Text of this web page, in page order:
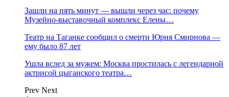
Зашли на пять минут — вышли через час: почему
Музейно-выставочный комплекс Елены…
Театр на Таганке сообщил о смерти Юрия Смирнова —
ему было 87 лет
Ушла вслед за мужем: Москва простилась с легендарной
актрисой цыганского театра…
Prev Next